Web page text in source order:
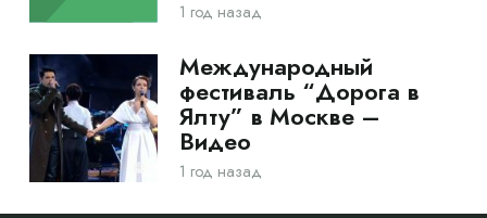
1 год назад
Международный
фестиваль “Дорога в
Ялту” в Москве –
Видео
1 год назад